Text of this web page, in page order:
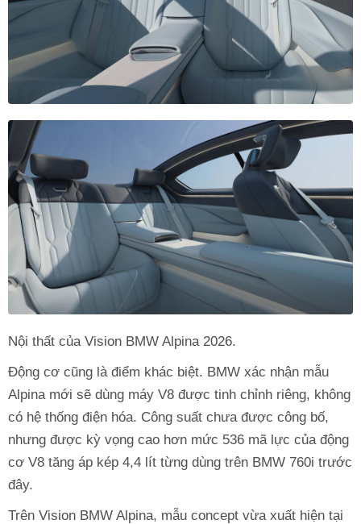
Nội thất của Vision BMW Alpina 2026.
Động cơ cũng là điểm khác biệt. BMW xác nhận mẫu
Alpina mới sẽ dùng máy V8 được tinh chỉnh riêng, không
có hệ thống điện hóa. Công suất chưa được công bố,
nhưng được kỳ vọng cao hơn mức 536 mã lực của động
cơ V8 tăng áp kép 4,4 lít từng dùng trên BMW 760i trước
đây.
Trên Vision BMW Alpina, mẫu concept vừa xuất hiện tại